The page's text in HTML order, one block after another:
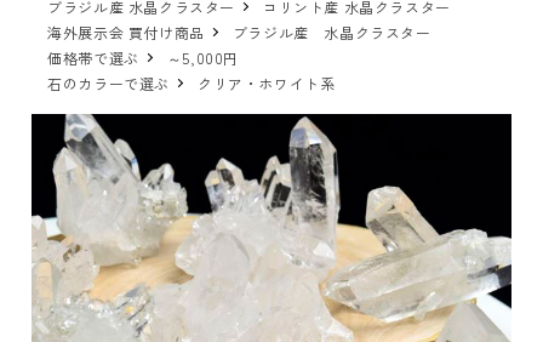
ブラジル産 水晶クラスター
コリント産 水晶クラスター
海外展示会 買付け商品
ブラジル産 水晶クラスター
価格帯で選ぶ
～5,000円
石のカラーで選ぶ
クリア・ホワイト系